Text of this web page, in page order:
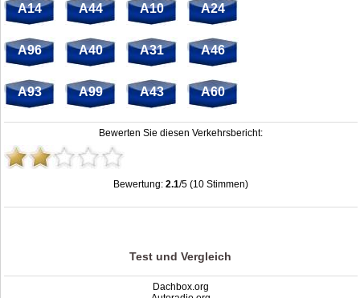
A14 A44 A10 A24
A96 A40 A31 A46
A93 A99 A43 A60
Bewerten Sie diesen Verkehrsbericht:
Bewertung: 2.1/5 (10 Stimmen)
Staumeldungen Sachsen-Anhalt (ST): Unfälle, Sperrung & Baustellen ,2.1out of
Test und Vergleich
Dachbox.org